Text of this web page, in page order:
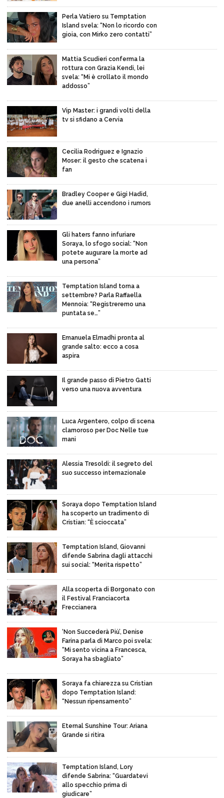
Perla Vatiero su Temptation
Island svela: “Non lo ricordo con
gioia, con Mirko zero contatti”
Mattia Scudieri conferma la
rottura con Grazia Kendi, lei
svela: “Mi è crollato il mondo
addosso”
Vip Master: i grandi volti della
tv si sfidano a Cervia
Cecilia Rodriguez e Ignazio
Moser: il gesto che scatena i
fan
Bradley Cooper e Gigi Hadid,
due anelli accendono i rumors
Gli haters fanno infuriare
Soraya, lo sfogo social: “Non
potete augurare la morte ad
una persona”
Temptation Island torna a
settembre? Parla Raffaella
Mennoia: “Registreremo una
puntata se…”
Emanuela Elmadhi pronta al
grande salto: ecco a cosa
aspira
Il grande passo di Pietro Gatti
verso una nuova avventura
Luca Argentero, colpo di scena
clamoroso per Doc Nelle tue
mani
Alessia Tresoldi: il segreto del
suo successo internazionale
Soraya dopo Temptation Island
ha scoperto un tradimento di
Cristian: “È scioccata”
Temptation Island, Giovanni
difende Sabrina dagli attacchi
sui social: “Merita rispetto”
Alla scoperta di Borgonato con
il Festival Franciacorta
Freccianera
‘Non Succederà Più’, Denise
Farina parla di Marco poi svela:
“Mi sento vicina a Francesca,
Soraya ha sbagliato”
Soraya fa chiarezza su Cristian
dopo Temptation Island:
“Nessun ripensamento”
Eternal Sunshine Tour: Ariana
Grande si ritira
Temptation Island, Lory
difende Sabrina: “Guardatevi
allo specchio prima di
giudicare”